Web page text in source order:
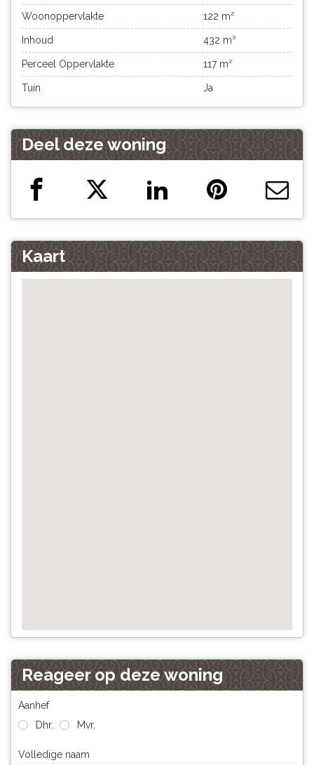
Woonoppervlakte 122 m²
Inhoud 432 m³
Perceel Oppervlakte 117 m²
Tuin Ja
Deel deze woning
Kaart
Reageer op deze woning
Aanhef
Dhr.
Mvr.
Volledige naam